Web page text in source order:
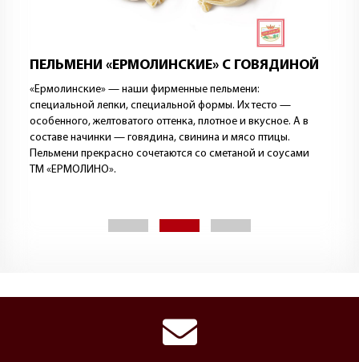
ПЕЛЬМЕНИ «ЕРМОЛИНСКИЕ» С ГОВЯДИНОЙ
«Ермолинские» — наши фирменные пельмени:
специальной лепки, специальной формы. Их тесто —
особенного, желтоватого оттенка, плотное и вкусное. А в
составе начинки — говядина, свинина и мясо птицы.
Пельмени прекрасно сочетаются со сметаной и соусами
ТМ «ЕРМОЛИНО».